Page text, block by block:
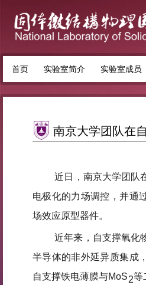
首页 实验室简介 实验室成员
南京大学团队在
近日，南京大学团队
电极化的力场调控，并通
场效应原型器件。
近年来，自支撑氧化
半导体的非外延异质集成
自支撑铁电薄膜与MoS2等